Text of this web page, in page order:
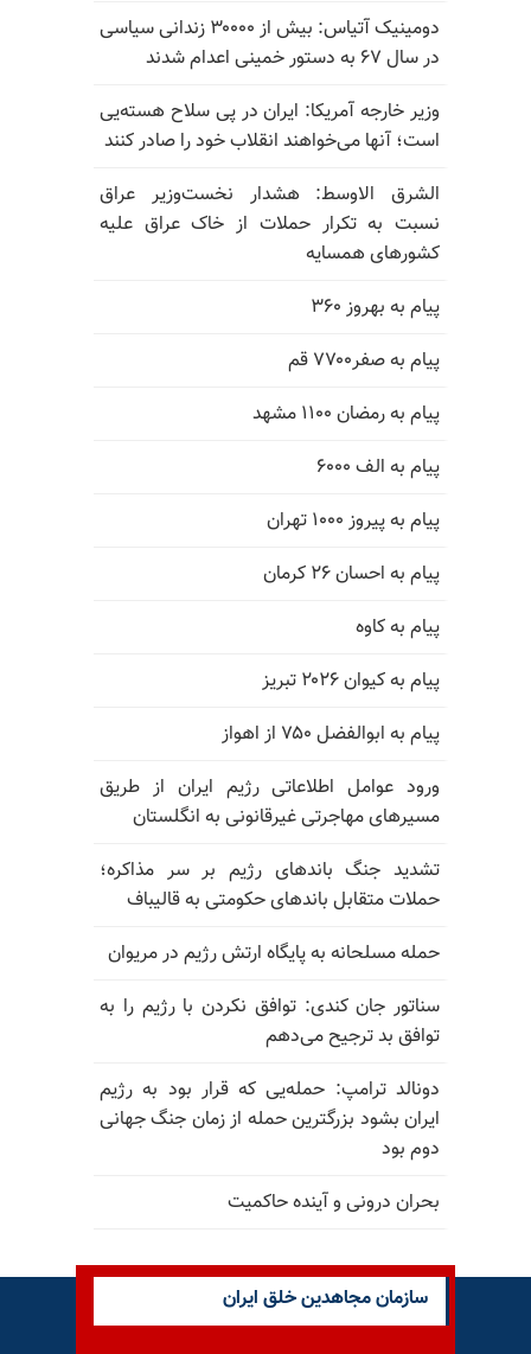
دومینیک آتیاس: بیش از ۳۰۰۰۰ زندانی سیاسی
در سال ۶۷ به دستور خمینی اعدام شدند
وزیر خارجه آمریکا: ایران در پی سلاح هسته‌یی
است؛ آنها می‌خواهند انقلاب خود را صادر کنند
الشرق الاوسط: هشدار نخست‌وزیر عراق
نسبت به تکرار حملات از خاک عراق علیه
کشورهای همسایه
پیام به بهروز ۳۶۰
پیام به صفر۷۷۰۰ قم
پیام به رمضان ۱۱۰۰ مشهد
پیام به الف ۶۰۰۰
پیام به پیروز ۱۰۰۰ تهران
پیام به احسان ۲۶ کرمان
پیام به کاوه
پیام به کیوان ۲۰۲۶ تبریز
پیام به ابوالفضل ۷۵۰ از اهواز
ورود عوامل اطلاعاتی رژیم ایران از طریق
مسیرهای مهاجرتی غیرقانونی به انگلستان
تشدید جنگ باندهای رژیم بر سر مذاکره؛
حملات متقابل باندهای حکومتی به قالیباف
حمله مسلحانه به پایگاه ارتش رژیم در مریوان
سناتور جان کندی: توافق نکردن با رژیم را به
توافق بد ترجیح می‌دهم
دونالد ترامپ: حمله‌یی که قرار بود به رژیم
ایران بشود بزرگترین حمله از زمان جنگ جهانی
دوم بود
بحران درونی و آینده حاکمیت
سازمان مجاهدین خلق ایران